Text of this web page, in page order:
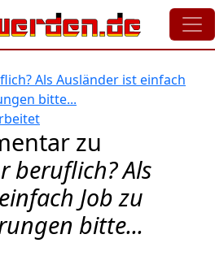
Als Ausländer ist einfach
bitte...
zu
beruflich? Als
Job zu
bitte...